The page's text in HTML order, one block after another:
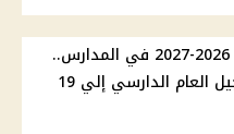
موعد بدء الدراسة 2026-2027 في المدارس..
التعليم ينفي التأجيل العام الدارسي إلي 19